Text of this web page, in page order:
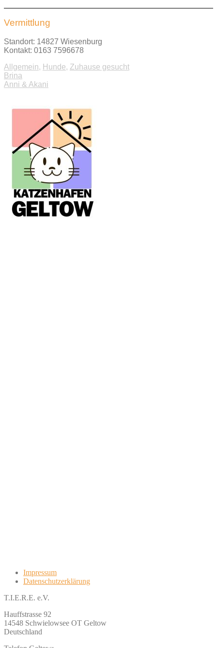
Vermittlung
Standort: 14827 Wiesenburg
Kontakt: 0163 7596678
Allgemein, Hunde, Zuhause gesucht
Beitragsnavigation
Brina
Anni & Akani
Impressum
Datenschutzerklärung
T.I.E.R.E. e.V.
Hauffstrasse 92
14548 Schwielowsee OT Geltow
Deutschland